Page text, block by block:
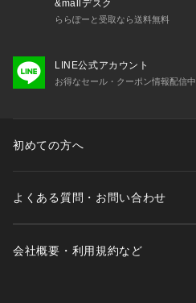
&mallデスク
ららぽーと受取なら送料無料
LINE公式アカウント
お得なセール・クーポン情報配信中
初めての方へ
よくある質問・お問い合わせ
会社概要・利用規約など